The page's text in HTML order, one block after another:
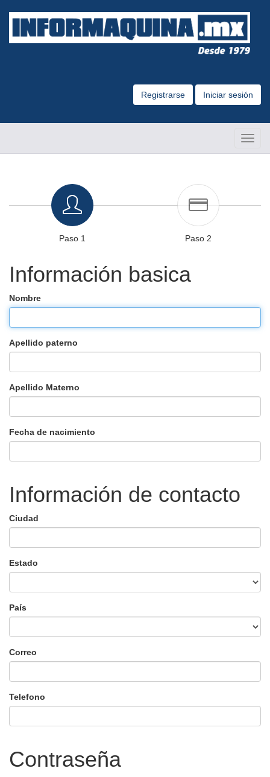
Registrarse Iniciar sesión
Paso 1 Paso 2
Información basica
Nombre
Apellido paterno
Apellido Materno
Fecha de nacimiento
Información de contacto
Ciudad
Estado
País
Correo
Telefono
Contraseña